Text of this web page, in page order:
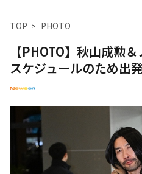
TOP PHOTO
【PHOTO】秋山成勲
スケジュールのため出発